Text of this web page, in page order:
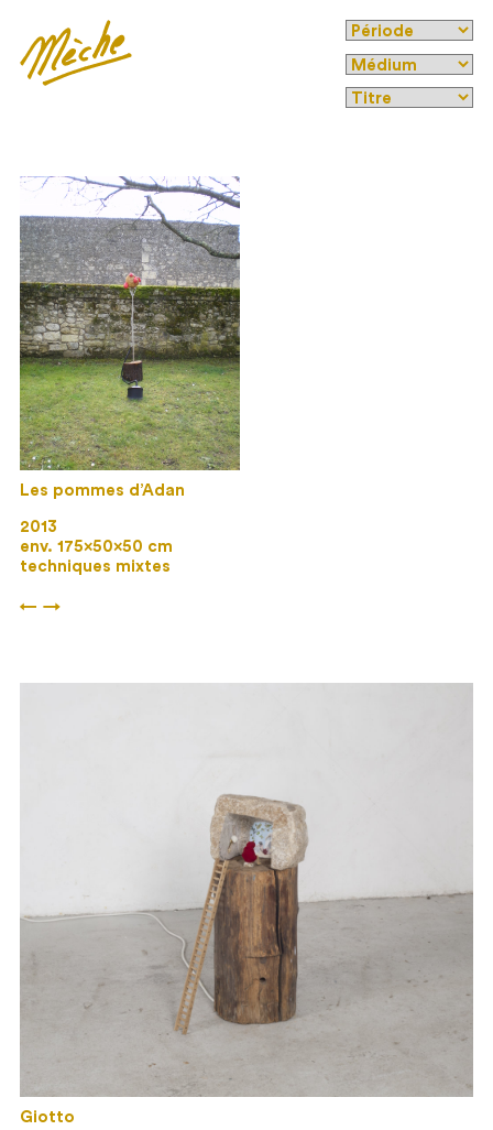
Les pommes d’Adan
2013
env. 175×50×50 cm
techniques mixtes
← →
Giotto